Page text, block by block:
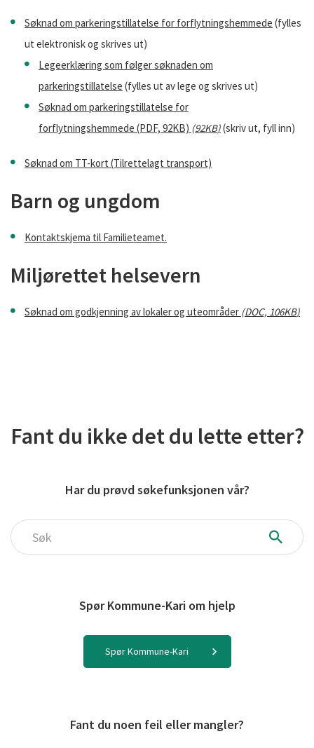
Søknad om parkeringstillatelse for forflytningshemmede (fylles
ut elektronisk og skrives ut)
Legeerklæring som følger søknaden om
parkeringstillatelse (fylles ut av lege og skrives ut)
Søknad om parkeringstillatelse for
forflytningshemmede (PDF, 92KB) (92KB)(skriv ut, fyll inn)
Søknad om TT-kort (Tilrettelagt transport)
Barn og ungdom
Kontaktskjema til Familieteamet.
Miljørettet helsevern
Søknad om godkjenning av lokaler og uteområder (DOC, 106KB)
Fant du ikke det du lette etter?
Har du prøvd søkefunksjonen vår?
Søk
Spør Kommune-Kari om hjelp
Spør Kommune-Kari
Fant du noen feil eller mangler?